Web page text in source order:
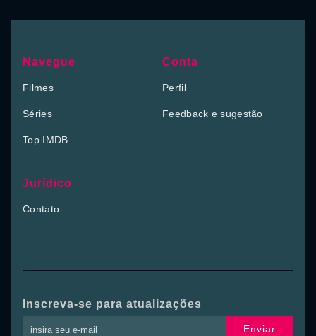
Navegue
Filmes
Séries
Top IMDB
Conta
Perfil
Feedback e sugestão
Jurídico
Contato
Inscreva-se para atualizações
Enviar